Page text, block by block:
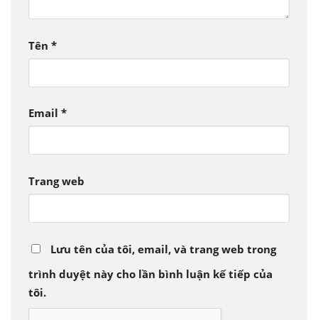
Tên *
Email *
Trang web
Lưu tên của tôi, email, và trang web trong
trình duyệt này cho lần bình luận kế tiếp của
tôi.